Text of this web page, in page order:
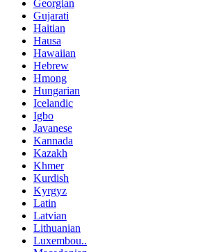
Georgian
Gujarati
Haitian
Hausa
Hawaiian
Hebrew
Hmong
Hungarian
Icelandic
Igbo
Javanese
Kannada
Kazakh
Khmer
Kurdish
Kyrgyz
Latin
Latvian
Lithuanian
Luxembou..